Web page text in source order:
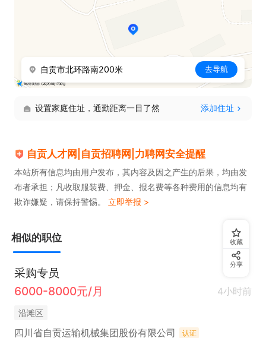
福利：五险一金，年假，双休
自贡市北环路南200米 去导航
设置家庭住址，通勤距离一目了然 添加住址
自贡人才网|自贡招聘网|力聘网安全提醒
本站所有信息均由用户发布，其内容及因之产生的后果，均由发
布者承担；凡收取服装费、押金、报名费等各种费用的信息均有
欺诈嫌疑，请保持警惕。 立即举报 >
相似的职位
采购专员
6000-8000元/月
4小时前
沿滩区
四川省自贡运输机械集团股份有限公司 认证
收藏
分享